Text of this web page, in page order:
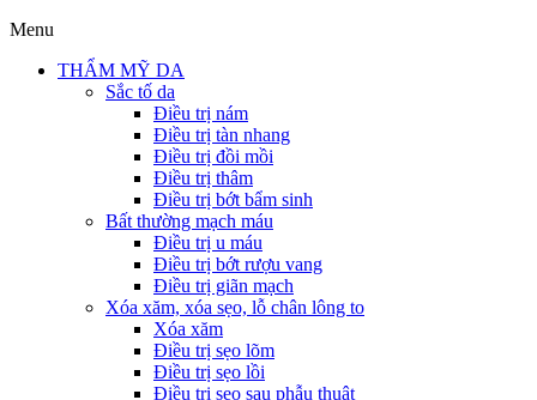
Menu
THẨM MỸ DA
Sắc tố da
Điều trị nám
Điều trị tàn nhang
Điều trị đồi mồi
Điều trị thâm
Điều trị bớt bẩm sinh
Bất thường mạch máu
Điều trị u máu
Điều trị bớt rượu vang
Điều trị giãn mạch
Xóa xăm, xóa sẹo, lỗ chân lông to
Xóa xăm
Điều trị sẹo lõm
Điều trị sẹo lồi
Điều trị sẹo sau phẫu thuật